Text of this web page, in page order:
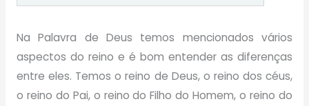
Na Palavra de Deus temos mencionados vários
aspectos do reino e é bom entender as diferenças
entre eles. Temos o reino de Deus, o reino dos céus,
o reino do Pai, o reino do Filho do Homem, o reino do